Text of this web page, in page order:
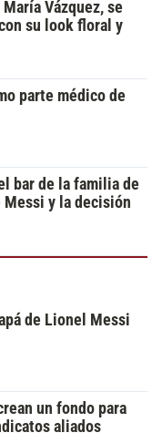
Vázquez, se
su look floral y
parte médico de
bar de la familia de
y la decisión
de Lionel Messi
un fondo para
aliados